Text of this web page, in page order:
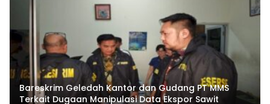
Bareskrim Geledah Kantor dan Gudang PT MMS
Terkait Dugaan Manipulasi Data Ekspor Sawit